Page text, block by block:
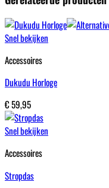
Snel bekijken
Accessoires
Dukudu Horloge
€59,95
Snel bekijken
Accessoires
Stropdas